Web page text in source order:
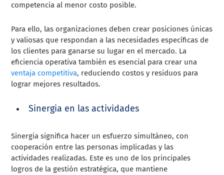
competencia al menor costo posible.
Para ello, las organizaciones deben crear posiciones únicas
y valiosas que respondan a las necesidades específicas de
los clientes para ganarse su lugar en el mercado. La
eficiencia operativa también es esencial para crear una
ventaja competitiva, reduciendo costos y residuos para
lograr mejores resultados.
Sinergia en las actividades
Sinergia significa hacer un esfuerzo simultáneo, con
cooperación entre las personas implicadas y las
actividades realizadas. Este es uno de los principales
logros de la gestión estratégica, que mantiene